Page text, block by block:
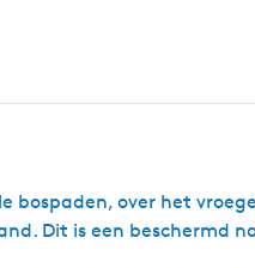
bospaden, over het
Dit is een beschermd